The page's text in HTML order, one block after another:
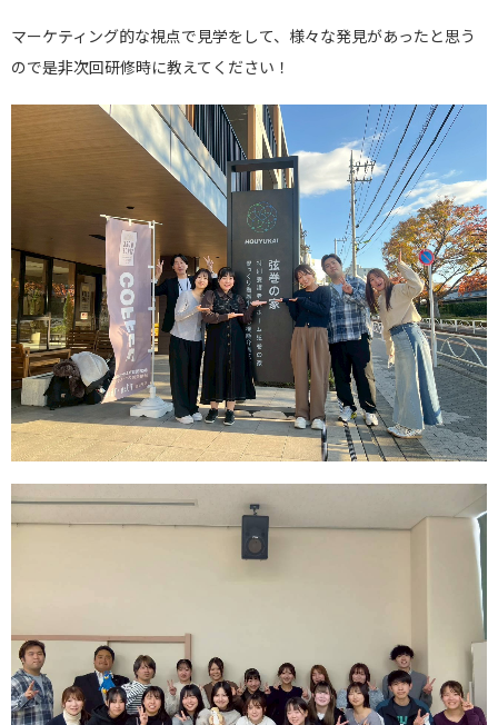
マーケティング的な視点で見学をして、様々な発見があったと思う
ので是非次回研修時に教えてください！